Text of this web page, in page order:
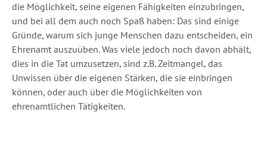
die Möglichkeit, seine eigenen Fähigkeiten einzubringen,
und bei all dem auch noch Spaß haben: Das sind einige
Gründe, warum sich junge Menschen dazu entscheiden, ein
Ehrenamt auszuüben. Was viele jedoch noch davon abhält,
dies in die Tat umzusetzen, sind z.B. Zeitmangel, das
Unwissen über die eigenen Stärken, die sie einbringen
können, oder auch über die Möglichkeiten von
ehrenamtlichen Tätigkeiten.